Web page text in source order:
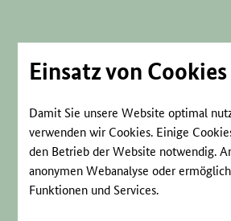
Einsatz von Cookies
Damit Sie unsere Website optimal
verwenden wir Cookies. Einige
den Betrieb der Website notwendig.
anonymen Webanalyse oder
Funktionen und Services.